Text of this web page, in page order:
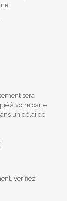
sera
à votre carte
un délai de
vérifiez